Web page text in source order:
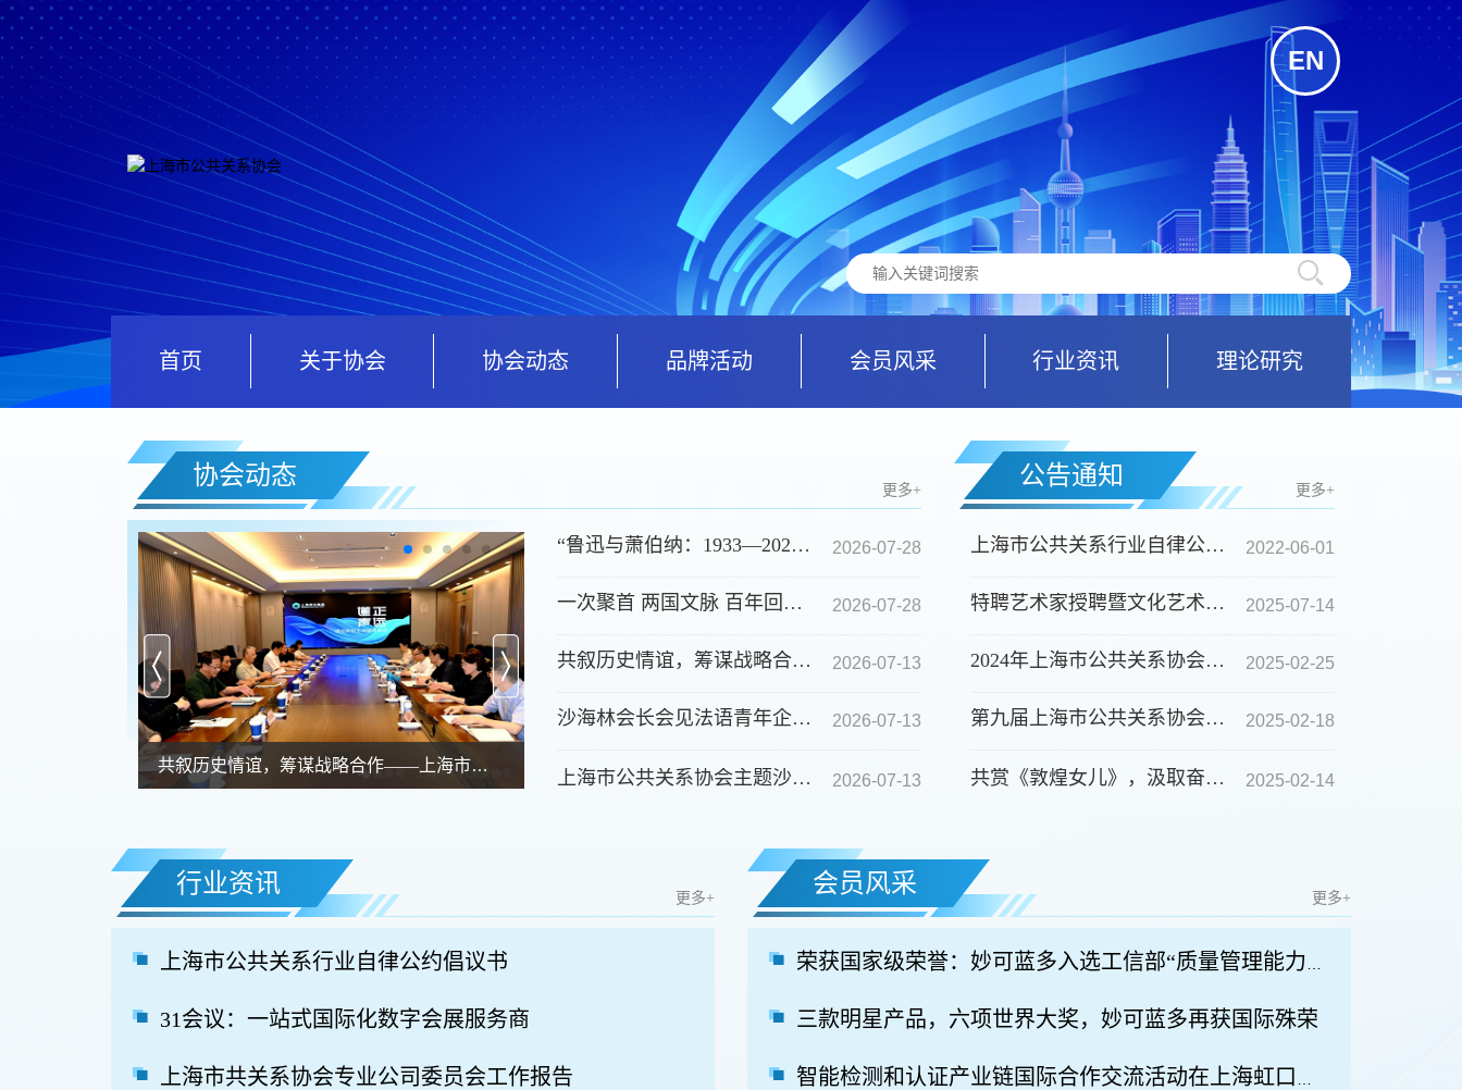
EN
首页 关于协会 协会动态 品牌活动 会员风采 行业资讯 理论研究
协会动态
更多+
共叙历史情谊，筹谋战略合作——上海市公共关系协...
“鲁迅与萧伯纳：1933—2026跨时空文学对话”上海公共关系第三届爱尔兰文学（萧伯... 2026-07-28
一次聚首 两国文脉 百年回响——沙海林会长在上海公共关系第三届爱尔兰文学（萧... 2026-07-28
共叙历史情谊，筹谋战略合作——上海市公共关系协会走访上海报业集团 2026-07-13
沙海林会长会见法语青年企业家协会驻上海主席马修•施纳德一行 2026-07-13
上海市公共关系协会主题沙龙暨企业专委会活动成功举办 2026-07-13
公告通知
更多+
上海市公共关系行业自律公约倡议书 2022-06-01
特聘艺术家授聘暨文化艺术专业委员会成立电影招待会 2025-07-14
2024年上海市公共关系协会十件大事 2025-02-25
第九届上海市公共关系协会第四次会员大会暨理事会通知 2025-02-18
共赏《敦煌女儿》，汲取奋进力量—上海市公共关系协会举行新春电影招待会 2025-02-14
行业资讯
更多+
上海市公共关系行业自律公约倡议书
31会议：一站式国际化数字会展服务商
上海市共关系协会专业公司委员会工作报告
会员风采
更多+
三款明星产品，六项世界大奖，妙可蓝多再获国际殊荣